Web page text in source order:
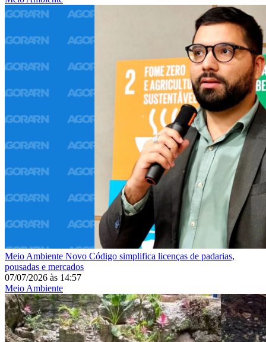
Meio Ambiente Novo Código simplifica licenças de padarias,
pousadas e mercados
07/07/2026 às 14:57
Meio Ambiente